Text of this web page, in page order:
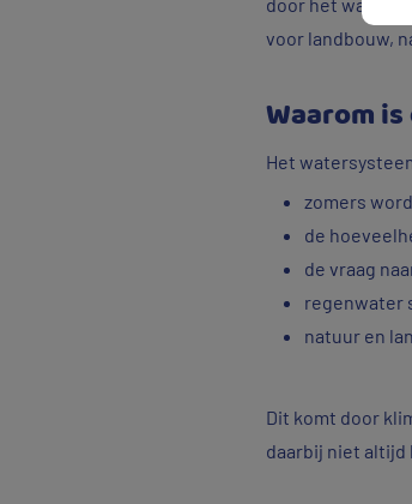
voor landbouw,
Waarom
Het
zomers
de
de vraag
regenwater
natuur en
Dit komt door
daarbij niet altijd